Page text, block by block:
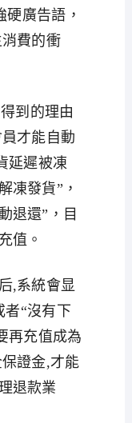
硬廣告語，
費的衝
到的理由
才能自動
延遲被凍
凍發貨”，
退還”，目
值。
,系統會显
者“沒有下
再充值成為
證金,才能
退款業